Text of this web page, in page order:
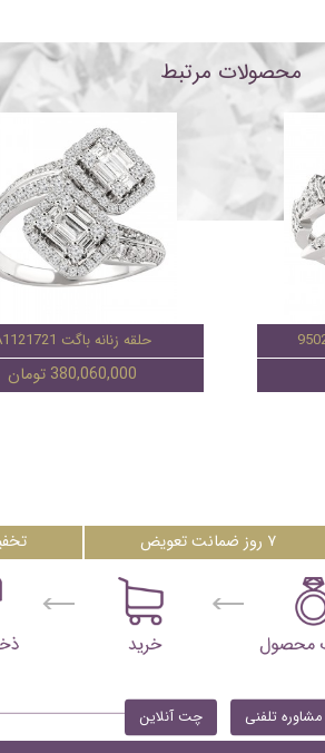
محصولات مرتبط
حلقه زنانه باگت A1121721
380,060,000 تومان
۷ روز ضمانت تعویض
مشاوره تلفنی چت آنلاین